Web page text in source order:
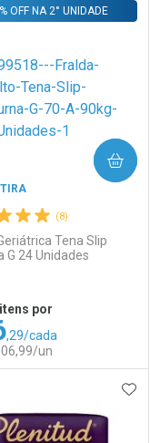
sem Desconto
115,49/cada
Menos
sem Desconto
115,49/cada
(8)
Tena Slip
G 24 Unidades
OFF NA 2° UNIDADE
por
,29/cada
un
COMPRAR
AOS FAVORITOS